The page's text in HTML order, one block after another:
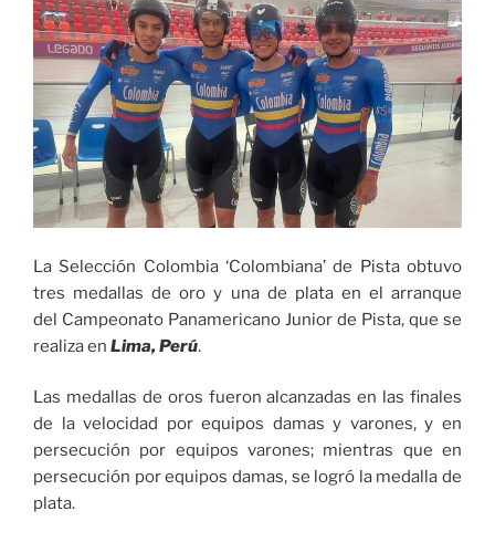
Tenis
en
el
complejo
de
raquetas
del
Parque
Deportivo»
La Selección Colombia ‘Colombiana’ de Pista obtuvo
tres medallas de oro y una de plata en el arranque
del Campeonato Panamericano Junior de Pista, que se
realiza en Lima, Perú.
Las medallas de oros fueron alcanzadas en las finales
de la velocidad por equipos damas y varones, y en
persecución por equipos varones; mientras que en
persecución por equipos damas, se logró la medalla de
plata.